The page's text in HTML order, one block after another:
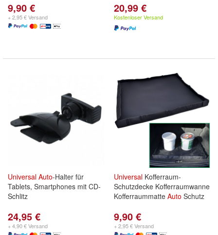
9,90 €
+ 2,95 € Versand
20,99 €
Kostenloser Versand
Universal Auto-Halter für
Tablets, Smartphones mit CD-
Schlitz
24,95 €
+ 4,90 € Versand
Universal Kofferraum-
Schutzdecke Kofferraumwanne
Kofferraummatte Auto Schutz
9,90 €
+ 2,95 € Versand